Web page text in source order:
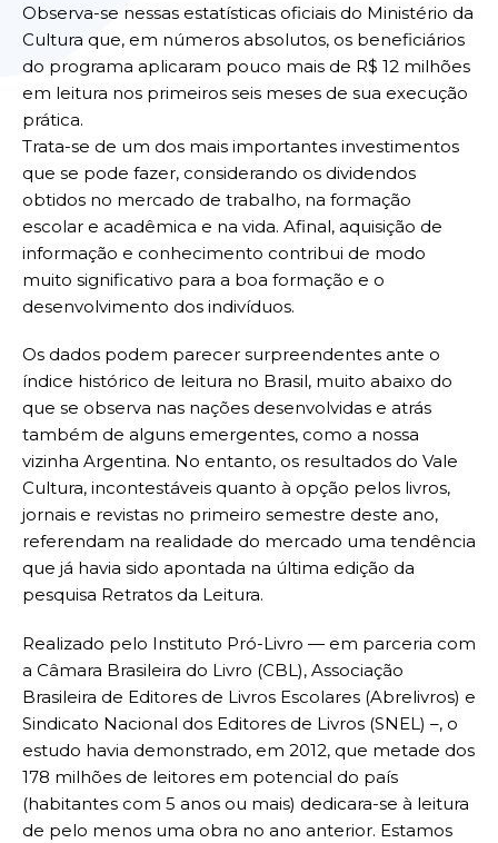
Observa-se nessas estatísticas oficiais do Ministério da
Cultura que, em números absolutos, os beneficiários
do programa aplicaram pouco mais de R$ 12 milhões
em leitura nos primeiros seis meses de sua execução
prática.
Trata-se de um dos mais importantes investimentos
que se pode fazer, considerando os dividendos
obtidos no mercado de trabalho, na formação
escolar e acadêmica e na vida. Afinal, aquisição de
informação e conhecimento contribui de modo
muito significativo para a boa formação e o
desenvolvimento dos indivíduos.
Os dados podem parecer surpreendentes ante o
índice histórico de leitura no Brasil, muito abaixo do
que se observa nas nações desenvolvidas e atrás
também de alguns emergentes, como a nossa
vizinha Argentina. No entanto, os resultados do Vale
Cultura, incontestáveis quanto à opção pelos livros,
jornais e revistas no primeiro semestre deste ano,
referendam na realidade do mercado uma tendência
que já havia sido apontada na última edição da
pesquisa Retratos da Leitura.
Realizado pelo Instituto Pró-Livro — em parceria com
a Câmara Brasileira do Livro (CBL), Associação
Brasileira de Editores de Livros Escolares (Abrelivros) e
Sindicato Nacional dos Editores de Livros (SNEL) –, o
estudo havia demonstrado, em 2012, que metade dos
178 milhões de leitores em potencial do país
(habitantes com 5 anos ou mais) dedicara-se à leitura
de pelo menos uma obra no ano anterior. Estamos